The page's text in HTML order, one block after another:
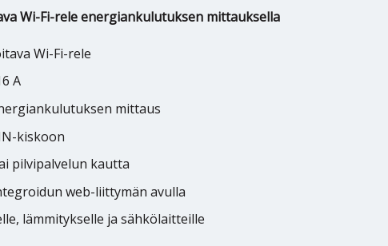
Wi-Fi-rele energiankulutuksen mittauksella
Wi-Fi-rele
A
mittaus
kiskoon
pilvipalvelun kautta
web-liittymän avulla
lämmitykselle ja sähkölaitteille